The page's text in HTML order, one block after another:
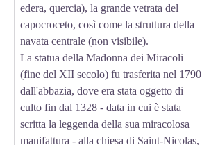
edera, quercia), la grande vetrata del
capocroceto, così come la struttura della
navata centrale (non visibile).
La statua della Madonna dei Miracoli
(fine del XII secolo) fu trasferita nel 1790
dall'abbazia, dove era stata oggetto di
culto fin dal 1328 - data in cui è stata
scritta la leggenda della sua miracolosa
manifattura - alla chiesa di Saint-Nicolas,